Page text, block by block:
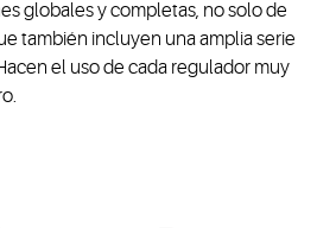
globales y completas, no solo de
también incluyen una amplia serie
el uso de cada regulador muy